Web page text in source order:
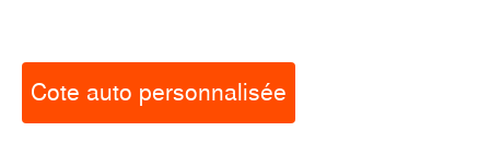
Cote auto personnalisée